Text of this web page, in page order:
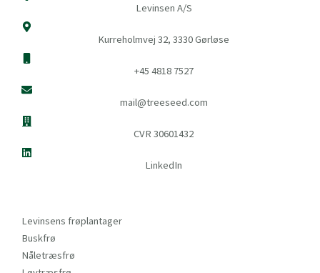
Levinsen A/S
Kurreholmvej 32, 3330 Gørløse
+45 4818 7527
mail@treeseed.com
CVR 30601432
LinkedIn
Levinsens frøplantager
Buskfrø
Nåletræsfrø